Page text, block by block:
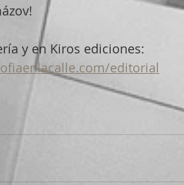
y en Kiros ediciones:
editorial